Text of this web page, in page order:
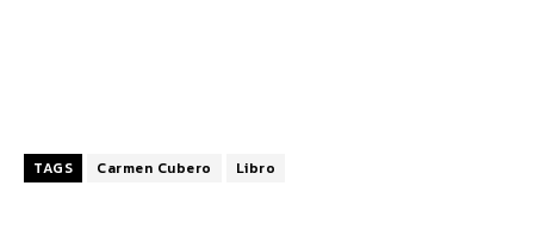
TAGS Carmen Cubero Libro